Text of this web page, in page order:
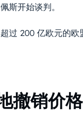
斯开始谈判。
过 200 亿欧元的
撤销价